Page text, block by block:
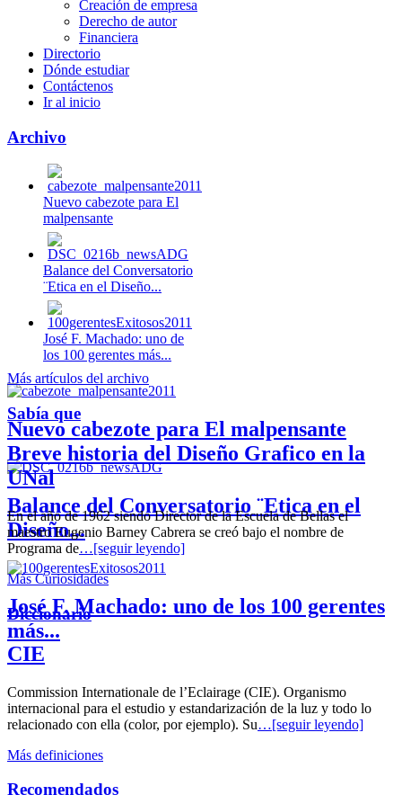
Creación de empresa
Derecho de autor
Financiera
Directorio
Dónde estudiar
Contáctenos
Ir al inicio
Archivo
Nuevo cabezote para El
malpensante
Balance del Conversatorio
¨Etica en el Diseño...
José F. Machado: uno de
los 100 gerentes más...
Nuevo cabezote para El malpensante
Balance del Conversatorio ¨Etica en el
Diseño...
José F. Machado: uno de los 100 gerentes
más...
Más artículos del archivo
Sabía que
Breve historia del Diseño Grafico en la
UNal
En el año de 1962 siendo Director de la Escuela de Bellas el
maestro Eugenio Barney Cabrera se creó bajo el nombre de
Programa de…[seguir leyendo]
Más Curiosidades
Diccionario
CIE
Commission Internationale de l’Eclairage (CIE). Organismo
internacional para el estudio y estandarización de la luz y todo lo
relacionado con ella (color, por ejemplo). Su…[seguir leyendo]
Más definiciones
Recomendados